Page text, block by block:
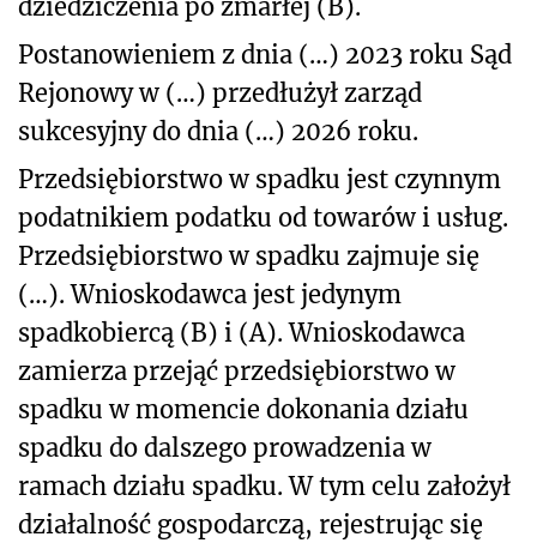
dziedziczenia po zmarłej (B).
Postanowieniem z dnia (…) 2023 roku Sąd
Rejonowy w (…) przedłużył zarząd
sukcesyjny do dnia (…) 2026 roku.
Przedsiębiorstwo w spadku jest czynnym
podatnikiem podatku od towarów i usług.
Przedsiębiorstwo w spadku zajmuje się
(…). Wnioskodawca jest jedynym
spadkobiercą (B) i (A). Wnioskodawca
zamierza przejąć przedsiębiorstwo w
spadku w momencie dokonania działu
spadku do dalszego prowadzenia w
ramach działu spadku. W tym celu założył
działalność gospodarczą, rejestrując się